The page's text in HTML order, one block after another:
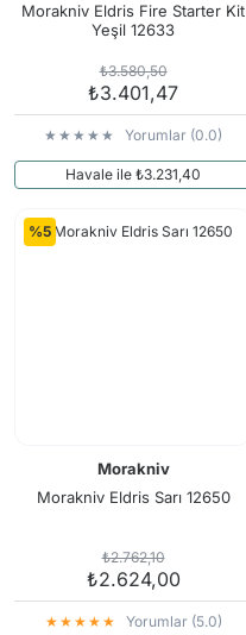
Morakniv Eldris Fire Starter Kit
Yeşil 12633
₺3.580,50
₺3.401,47
Yorumlar (0.0)
Havale ile ₺3.231,40
%5
Morakniv
Morakniv Eldris Sarı 12650
₺2.762,10
₺2.624,00
Yorumlar (5.0)